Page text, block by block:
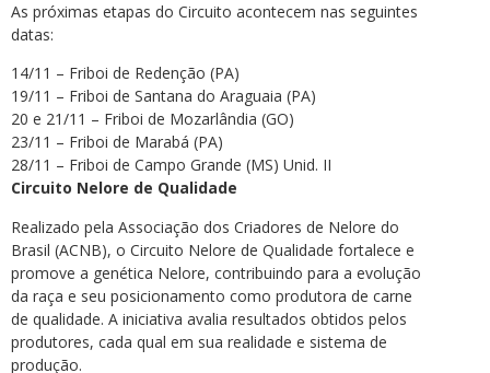
As próximas etapas do Circuito acontecem nas seguintes
datas:
14/11 – Friboi de Redenção (PA)
19/11 – Friboi de Santana do Araguaia (PA)
20 e 21/11 – Friboi de Mozarlândia (GO)
23/11 – Friboi de Marabá (PA)
28/11 – Friboi de Campo Grande (MS) Unid. II
Circuito Nelore de Qualidade
Realizado pela Associação dos Criadores de Nelore do
Brasil (ACNB), o Circuito Nelore de Qualidade fortalece e
promove a genética Nelore, contribuindo para a evolução
da raça e seu posicionamento como produtora de carne
de qualidade. A iniciativa avalia resultados obtidos pelos
produtores, cada qual em sua realidade e sistema de
produção.